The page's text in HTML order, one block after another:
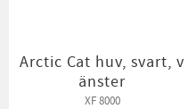
Arctic Cat huv, svart, v
änster
XF 8000